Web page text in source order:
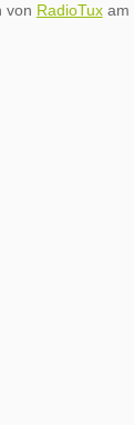
von RadioTuxam